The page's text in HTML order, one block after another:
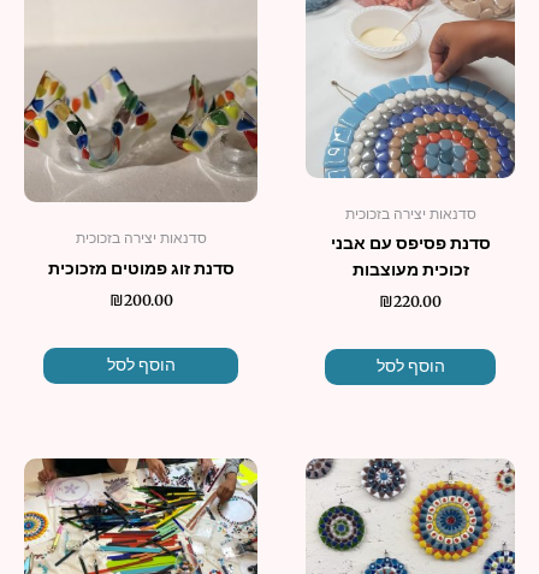
סדנאות יצירה בזכוכית
סדנת פסיפס עם אבני
זכוכית מעוצבות
₪220.00
הוסף לסל
סדנאות יצירה בזכוכית
סדנת זוג פמוטים מזכוכית
₪200.00
הוסף לסל